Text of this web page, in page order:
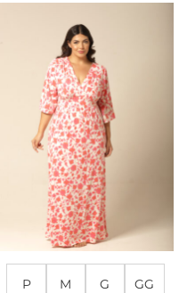
várias
variantes.
As
opções
podem
ser
escolhidas
na
página
do
produto
P M G GG